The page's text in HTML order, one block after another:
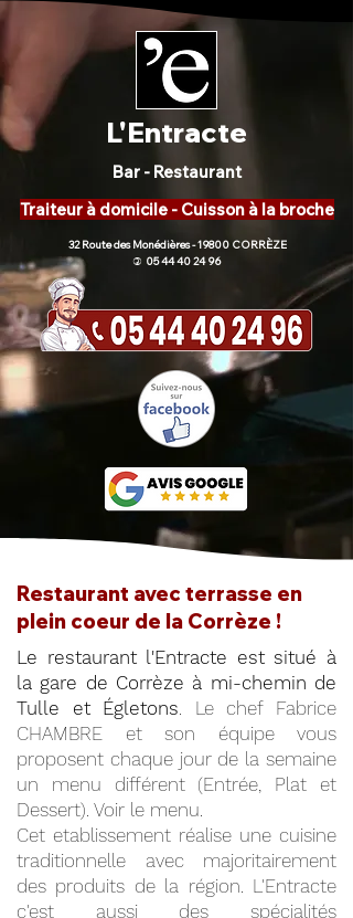
L'Entracte
Bar - Restaurant
Traiteur à domicile - Cuisson à la broche
32 Route des Monédières - 19800 CORRÈZE
) 05 44 40 24 96
Restaurant avec terrasse en
plein coeur de la Corrèze !
Le restaurant l'Entracte est situé à
la gare de Corrèze à mi-chemin de
Tulle et Égletons. Le chef Fabrice
CHAMBRE et son équipe vous
proposent chaque jour de la semaine
un menu différent (Entrée, Plat et
Dessert). Voir le menu.
Cet etablissement réalise une cuisine
traditionnelle avec majoritairement
des produits de la région. L'Entracte
c'est aussi des spécialités